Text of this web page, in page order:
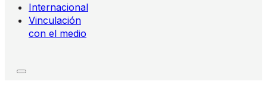
Internacional
Vinculación
con el medio